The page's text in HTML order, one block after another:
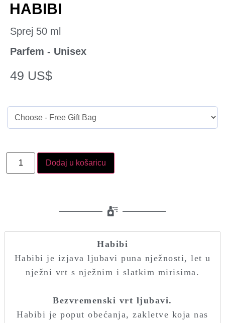
HABIBI
Sprej 50 ml
Parfem - Unisex
49 US$
Dodaj u košaricu
Habibi
Habibi je izjava ljubavi puna nježnosti, let u
nježni vrt s nježnim i slatkim mirisima.
Bezvremenski vrt ljubavi.
Habibi je poput obećanja, zakletve koja nas